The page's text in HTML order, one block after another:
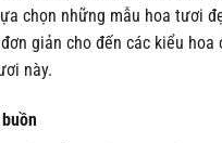
chọn những mẫu hoa tươi
giản cho đến các kiểu hoa
này.